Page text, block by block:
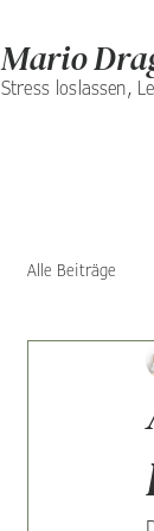
Mario
Stress loslassen,
Alle Beiträge